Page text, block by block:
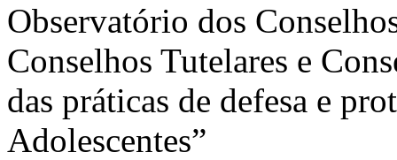
Observatório dos
Conselhos Tutelares e
das práticas de defesa e
Adolescentes”